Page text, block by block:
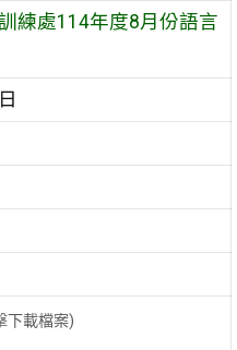
練處114年度8月份語言
下載檔案)